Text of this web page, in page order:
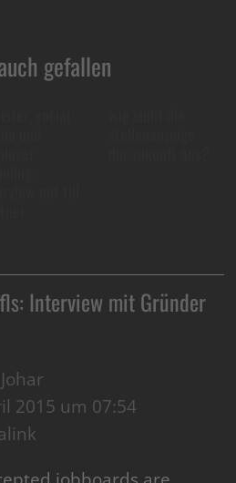
gefallen
Interview mit Gründer
2015 um 07:54